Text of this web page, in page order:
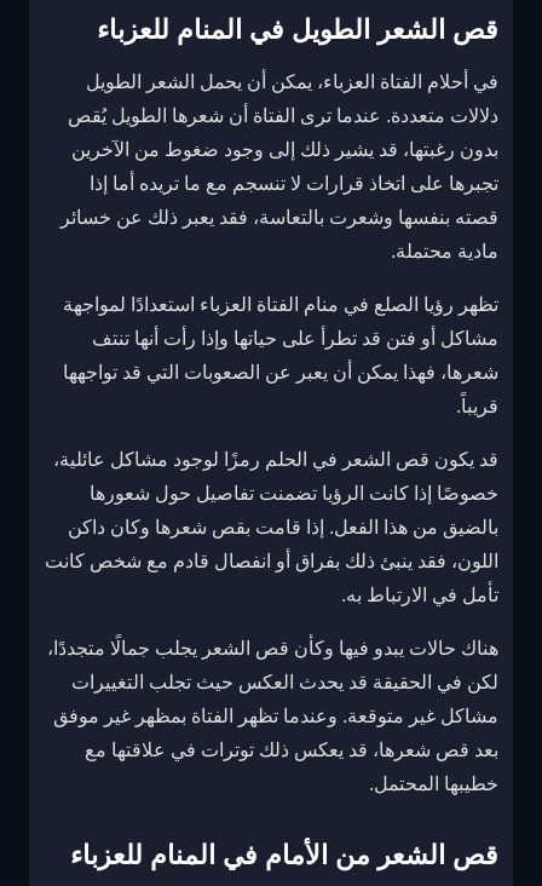
قص الشعر الطويل في المنام للعزباء
في أحلام الفتاة العزباء، يمكن أن يحمل الشعر الطويل
دلالات متعددة. عندما ترى الفتاة أن شعرها الطويل يُقص
بدون رغبتها، قد يشير ذلك إلى وجود ضغوط من الآخرين
تجبرها على اتخاذ قرارات لا تنسجم مع ما تريده أما إذا
قصته بنفسها وشعرت بالتعاسة، فقد يعبر ذلك عن خسائر
مادية محتملة.
تظهر رؤيا الصلع في منام الفتاة العزباء استعدادًا لمواجهة
مشاكل أو فتن قد تطرأ على حياتها وإذا رأت أنها تنتف
شعرها، فهذا يمكن أن يعبر عن الصعوبات التي قد تواجهها
قريباً.
قد يكون قص الشعر في الحلم رمزًا لوجود مشاكل عائلية،
خصوصًا إذا كانت الرؤيا تضمنت تفاصيل حول شعورها
بالضيق من هذا الفعل. إذا قامت بقص شعرها وكان داكن
اللون، فقد ينبئ ذلك بفراق أو انفصال قادم مع شخص كانت
تأمل في الارتباط به.
هناك حالات يبدو فيها وكأن قص الشعر يجلب جمالًا متجددًا،
لكن في الحقيقة قد يحدث العكس حيث تجلب التغييرات
مشاكل غير متوقعة. وعندما تظهر الفتاة بمظهر غير موفق
بعد قص شعرها، قد يعكس ذلك توترات في علاقتها مع
خطيبها المحتمل.
قص الشعر من الأمام في المنام للعزباء